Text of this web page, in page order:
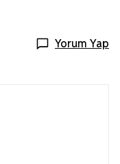
Yorum Yap